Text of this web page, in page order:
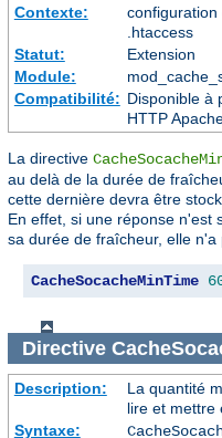
Contexte:
configuration
.htaccess
Statut:
Extension
Module:
Compatibilité: Disponible à
HTTP
La directive
au delà de la durée de
cette dernière devra être
En effet, si une réponse n'est
sa durée de fraîcheur, elle
CacheSocacheMinTime
Directive
Description:
La quantité
lire et mettre
Syntaxe: